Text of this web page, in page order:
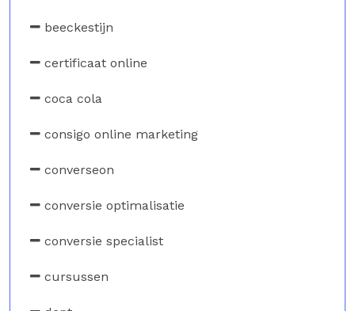
beeckestijn
certificaat online
coca cola
consigo online marketing
converseon
conversie optimalisatie
conversie specialist
cursussen